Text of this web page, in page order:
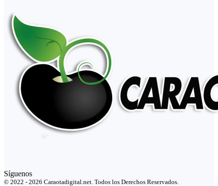
Síguenos
© 2022 - 2026 Caraotadigital.net. Todos los Derechos Reservados.